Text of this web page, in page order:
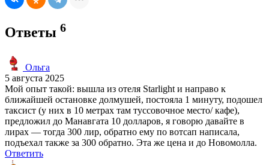
Ответы 6
Ольга
5 августа 2025
Мой опыт такой: вышла из отеля Starlight и направо к
ближайшей остановке долмушей, постояла 1 минуту, подошел
таксист (у них в 10 метрах там туссовочное место/ кафе),
предложил до Манавгата 10 долларов, я говорю давайте в
лирах — тогда 300 лир, обратно ему по вотсап написала,
подъехал также за 300 обратно. Эта же цена и до Новомолла.
Ответить